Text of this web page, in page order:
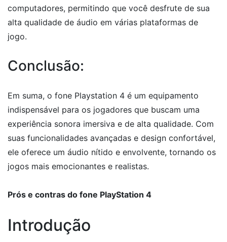
computadores, permitindo que você desfrute de sua
alta qualidade de áudio em várias plataformas de
jogo.
Conclusão:
Em suma, o fone Playstation 4 é um equipamento
indispensável para os jogadores que buscam uma
experiência sonora imersiva e de alta qualidade. Com
suas funcionalidades avançadas e design confortável,
ele oferece um áudio nítido e envolvente, tornando os
jogos mais emocionantes e realistas.
Prós e contras do fone PlayStation 4
Introdução